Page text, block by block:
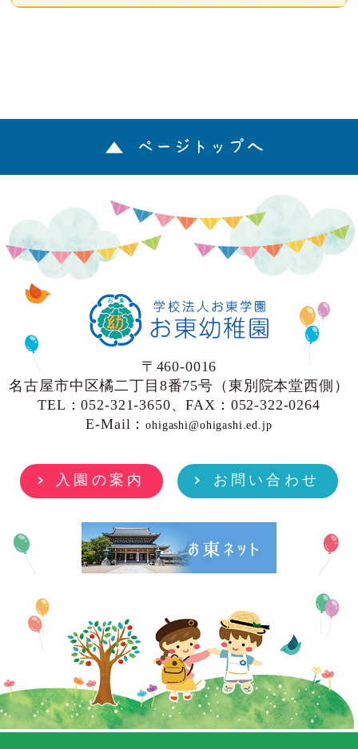
ページトップへ
〒460-0016
名古屋市中区橘二丁目8番75号（東別院本堂西側）
TEL：052-321-3650、FAX：052-322-0264
E-Mail：ohigashi@ohigashi.ed.jp
入園の案内 お問い合わせ